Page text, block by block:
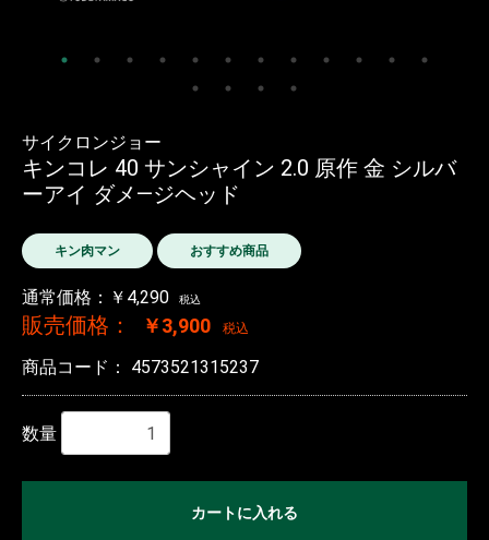
サイクロンジョー
キンコレ 40 サンシャイン 2.0 原作 金 シルバ
ーアイ ダメ―ジヘッド
キン肉マン おすすめ商品
通常価格：￥4,290 税込
販売価格： ￥3,900 税込
商品コード： 4573521315237
数量
カートに入れる